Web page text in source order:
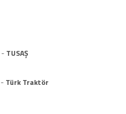
- TUSAŞ
- Türk Traktör